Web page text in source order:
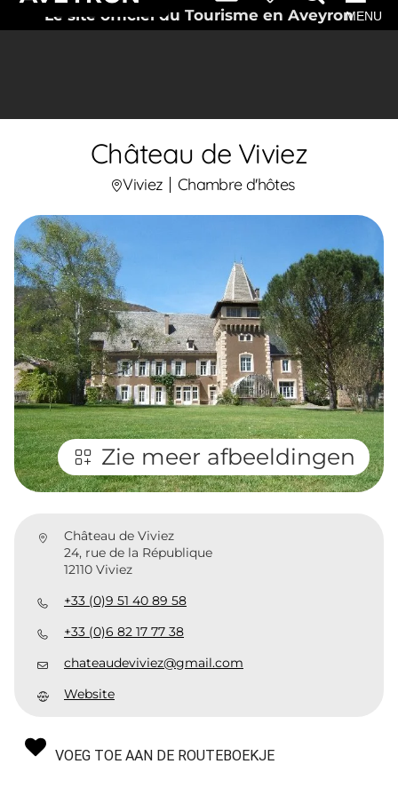
Le site officiel du Tourisme en AveyronMENU
Château de Viviez
Viviez Chambre d'hôtes
Zie meer afbeeldingen
Château de Viviez
24, rue de la République
12110 Viviez
+33 (0)9 51 40 89 58
+33 (0)6 82 17 77 38
chateaudeviviez@gmail.com
Website
VOEG TOE AAN DE ROUTEBOEKJE